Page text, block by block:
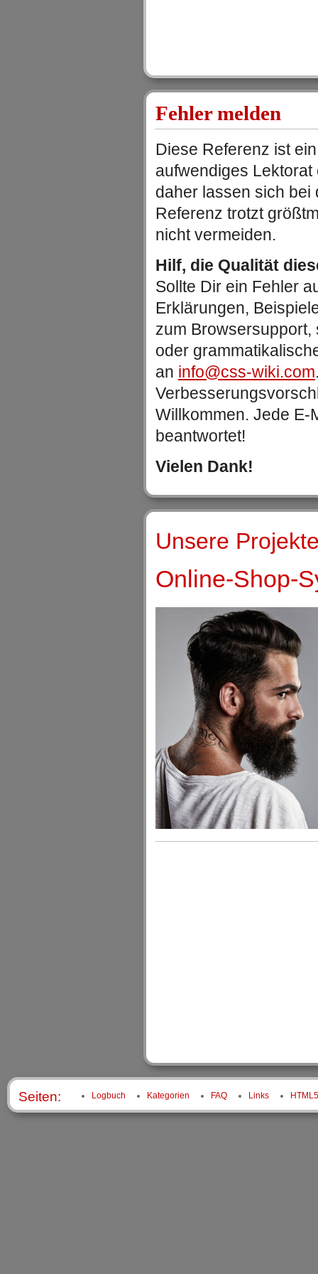
Fehler melden
Diese Referenz ist
aufwendiges
daher lassen sich bei
Referenz trotzt
nicht vermeiden.
Hilf, die Qualität
Sollte Dir ein Fehler
Erklärungen,
zum
oder
an info@css-wiki.com
Willkommen. Jede E-
beantwortet!
Vielen Dank!
Unsere
Online-Shop-
Seiten: Logbuch Kategorien FAQ Links